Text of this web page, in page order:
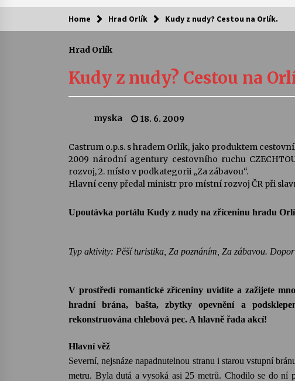
Kam za kulturou?
Camerata a Sukuba Ensemble
4. 8. 2026
Pozvánka na integrační festival
Quijotova šedesátka: 28. 7.–1. 8.
28. 7. 2026
Letní koncerty ve Stromovce: Rufus
Miller
13. 7. 2026
Home Hrad Orlík Kudy z nudy? Cestou na Orlík.
Hrad Orlík
Kudy z nudy? Cestou na
myska 18. 6. 2009
Castrum o.p.s. s hradem Orlík, jako produktem
2009 národní agentury cestovního ruchu
rozvoj, 2. místo v podkategorii „Za zábavou“.
Hlavní ceny předal ministr pro místní rozvoj ČR při
Upoutávka portálu Kudy z nudy na zříceninu hradu
Typ aktivity: Pěší turistika, Za poznáním, Za zábavou.
V prostředí romantické zříceniny uvidíte a zažijete
hradní brána, bašta, zbytky opevnění a
rekonstruována chlebová pec. A hlavně řada akcí!
Hlavní věž
Severní, nejsnáze napadnutelnou stranu i starou vstupní
metru. Byla dutá a vysoká asi 25 metrů. Chodilo se do ní